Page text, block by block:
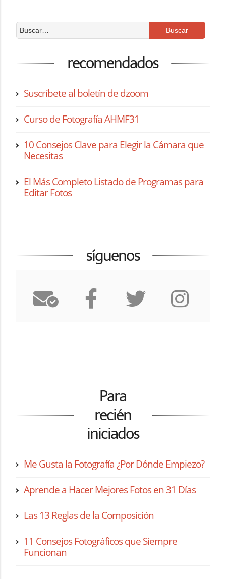
recomendados
Suscríbete al boletín de dzoom
Curso de Fotografía AHMF31
10 Consejos Clave para Elegir la Cámara que
Necesitas
El Más Completo Listado de Programas para
Editar Fotos
síguenos
Para
recién
iniciados
Me Gusta la Fotografía ¿Por Dónde Empiezo?
Aprende a Hacer Mejores Fotos en 31 Días
Las 13 Reglas de la Composición
11 Consejos Fotográficos que Siempre
Funcionan